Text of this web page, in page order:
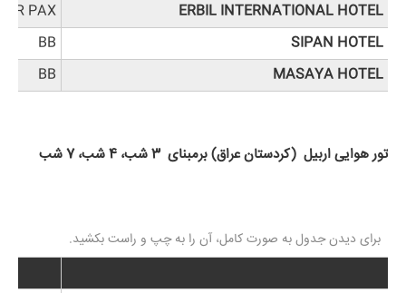
ERBIL INTERNATIONAL HOTEL
PAX
SIPAN HOTEL
BB
MASAYA HOTEL
BB
تور هوایی اربیل (کردستان عراق) برمبنای 3 شب، 4 شب، 7 شب